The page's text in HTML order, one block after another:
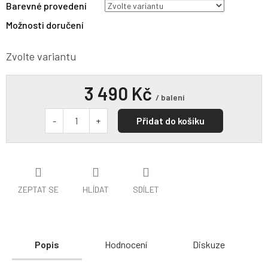
Zvolte variantu
Barevné provedení
Možnosti doručení
ZEPTAT SE HLÍDAT SDÍLET
3 490 Kč / balení
Přidat do košíku
Popis Hodnocení Diskuze